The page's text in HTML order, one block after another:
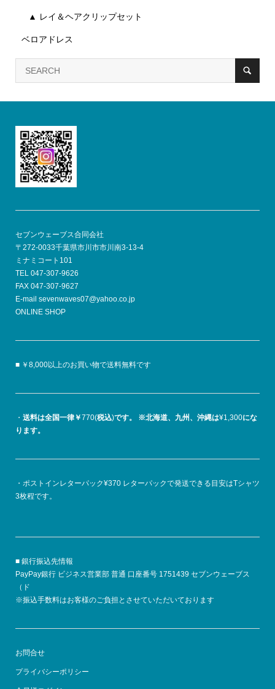
▲ レイ＆ヘアクリップセット
ベロアドレス
セブンウェーブス合同会社
〒272-0033千葉県市川市市川南3-13-4
ミナミコート101
TEL 047-307-9626
FAX 047-307-9627
E-mail sevenwaves07@yahoo.co.jp
ONLINE SHOP
■ ￥8,000以上のお買い物で送料無料です
・ 送料は全国一律￥770(税込)です。 ※北海道、九州、沖縄は¥1,300にな
ります。
・ポストインレターパック¥370 レターパックで発送できる目安はTシャツ
3枚程です。
■ 銀行振込先情報
PayPay銀行 ビジネス営業部 普通 口座番号 1751439 セブンウェーブス
（ド
※振込手数料はお客様のご負担とさせていただいております
お問合せ
プライバシーポリシー